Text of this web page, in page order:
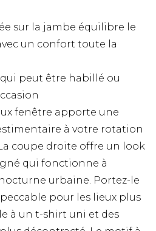
sur la jambe équilibre le
un confort toute la
peut être habillé ou
fenêtre apporte une
à votre rotation
coupe droite offre un look
qui fonctionne à
urbaine. Portez-le
pour les lieux plus
à un t-shirt uni et des